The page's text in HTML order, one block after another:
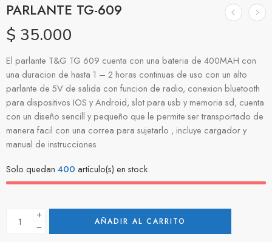
PARLANTE TG-609
$ 35.000
El parlante T&G TG 609 cuenta con una bateria de 400MAH con
una duracion de hasta 1 – 2 horas continuas de uso con un alto
parlante de 5V de salida con funcion de radio, conexion bluetooth
para dispositivos IOS y Android, slot para usb y memoria sd, cuenta
con un diseño sencill y pequeño que le permite ser transportado de
manera facil con una correa para sujetarlo , incluye cargador y
manual de instrucciones
Solo quedan 400 artículo(s) en stock.
AÑADIR AL CARRITO